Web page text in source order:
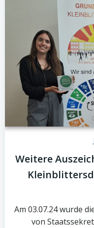
Weitere
Am 03.07.24 wurde
von